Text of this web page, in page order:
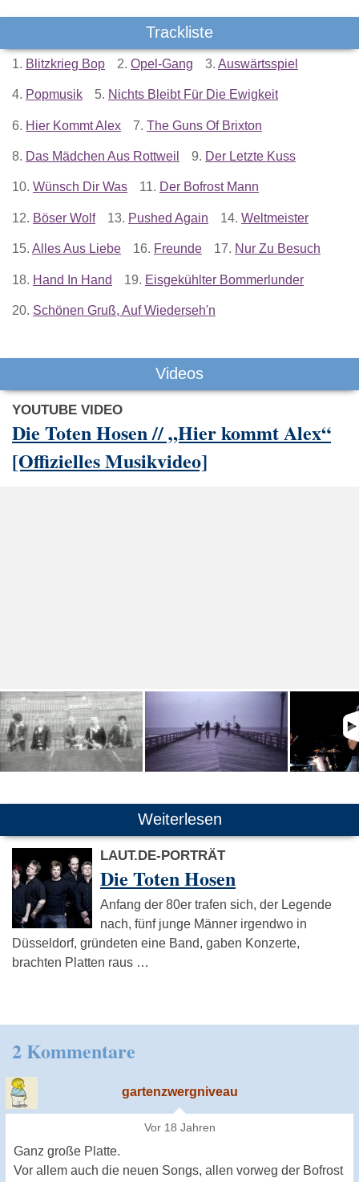
Trackliste
1. Blitzkrieg Bop 2. Opel-Gang 3. Auswärtsspiel
4. Popmusik 5. Nichts Bleibt Für Die Ewigkeit
6. Hier Kommt Alex 7. The Guns Of Brixton
8. Das Mädchen Aus Rottweil 9. Der Letzte Kuss
10. Wünsch Dir Was 11. Der Bofrost Mann
12. Böser Wolf 13. Pushed Again 14. Weltmeister
15. Alles Aus Liebe 16. Freunde 17. Nur Zu Besuch
18. Hand In Hand 19. Eisgekühlter Bommerlunder
20. Schönen Gruß, Auf Wiederseh'n
Videos
YOUTUBE VIDEO
Die Toten Hosen // „Hier kommt Alex“
[Offizielles Musikvideo]
Weiterlesen
LAUT.DE-PORTRÄT
Die Toten Hosen
Anfang der 80er trafen sich, der Legende
nach, fünf junge Männer irgendwo in
Düsseldorf, gründeten eine Band, gaben Konzerte,
brachten Platten raus …
2 Kommentare
gartenzwergniveau
Vor 18 Jahren
Ganz große Platte.
Vor allem auch die neuen Songs, allen vorweg der Bofrost